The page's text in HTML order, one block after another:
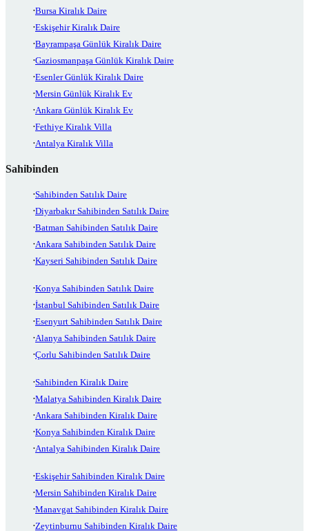
Bursa Kiralık Daire
Eskişehir Kiralık Daire
Bayrampaşa Günlük Kiralık Daire
Gaziosmanpaşa Günlük Kiralık Daire
Esenler Günlük Kiralık Daire
Mersin Günlük Kiralık Ev
Ankara Günlük Kiralık Ev
Fethiye Kiralık Villa
Antalya Kiralık Villa
Sahibinden
Sahibinden Satılık Daire
Diyarbakır Sahibinden Satılık Daire
Batman Sahibinden Satılık Daire
Ankara Sahibinden Satılık Daire
Kayseri Sahibinden Satılık Daire
Konya Sahibinden Satılık Daire
İstanbul Sahibinden Satılık Daire
Esenyurt Sahibinden Satılık Daire
Alanya Sahibinden Satılık Daire
Çorlu Sahibinden Satılık Daire
Sahibinden Kiralık Daire
Malatya Sahibinden Kiralık Daire
Ankara Sahibinden Kiralık Daire
Konya Sahibinden Kiralık Daire
Antalya Sahibinden Kiralık Daire
Eskişehir Sahibinden Kiralık Daire
Mersin Sahibinden Kiralık Daire
Manavgat Sahibinden Kiralık Daire
Zeytinburnu Sahibinden Kiralık Daire